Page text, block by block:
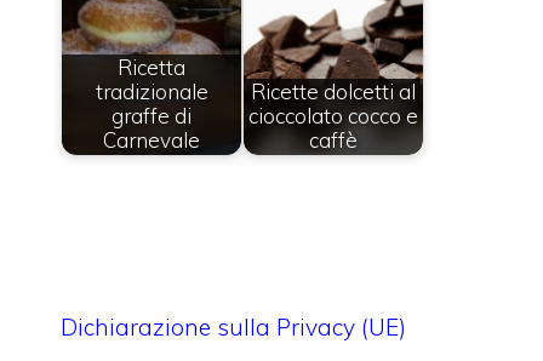
Ricetta
tradizionale
graffe di
Carnevale
Ricette dolcetti al
cioccolato cocco e
caffè
Dichiarazione sulla Privacy (UE)